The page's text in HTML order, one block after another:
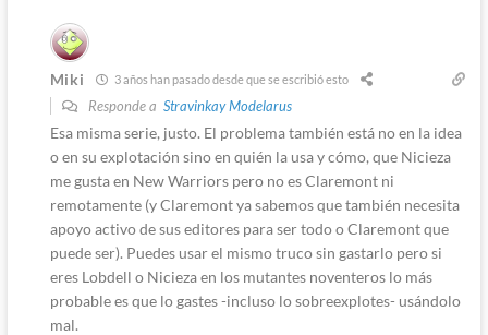
Miki 3 años han pasado desde que se escribió esto
Responde a Stravinkay Modelarus
Esa misma serie, justo. El problema también está no en la idea
o en su explotación sino en quién la usa y cómo, que Nicieza
me gusta en New Warriors pero no es Claremont ni
remotamente (y Claremont ya sabemos que también necesita
apoyo activo de sus editores para ser todo o Claremont que
puede ser). Puedes usar el mismo truco sin gastarlo pero si
eres Lobdell o Nicieza en los mutantes noventeros lo más
probable es que lo gastes -incluso lo sobreexplotes- usándolo
mal.